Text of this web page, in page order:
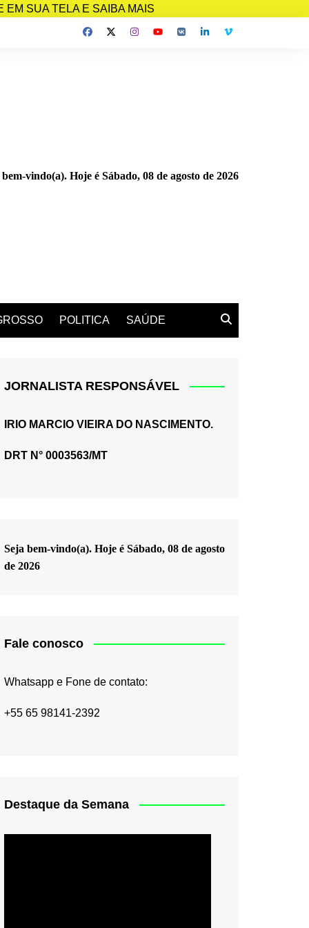
SUA TELA E SAIBA MAIS
bem-vindo(a). Hoje é Sábado, 08 de agosto de 2026
POLITICA SAÚDE
JORNALISTA RESPONSÁVEL
IRIO MARCIO VIEIRA DO NASCIMENTO.
DRT N° 0003563/MT
Seja bem-vindo(a). Hoje é Sábado, 08 de agosto
de 2026
Fale conosco
Whatsapp e Fone de contato:
+55 65 98141-2392
Destaque da Semana